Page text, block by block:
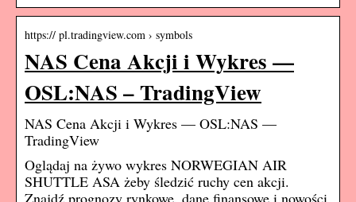
https:// pl.tradingview.com › symbols
NAS Cena Akcji i Wykres —
OSL:NAS – TradingView
NAS Cena Akcji i Wykres — OSL:NAS —
TradingView
Oglądaj na żywo wykres NORWEGIAN AIR
SHUTTLE ASA żeby śledzić ruchy cen akcji.